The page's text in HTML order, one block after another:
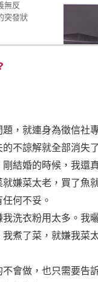
無反
突發狀
，就連身為徵信社
不諒解就全部消失
結婚的時候，我還
嫌菜太老，買了魚
何不妥。
洗衣粉用太多。我
煮了菜，就嫌我菜
會做，也只需要告